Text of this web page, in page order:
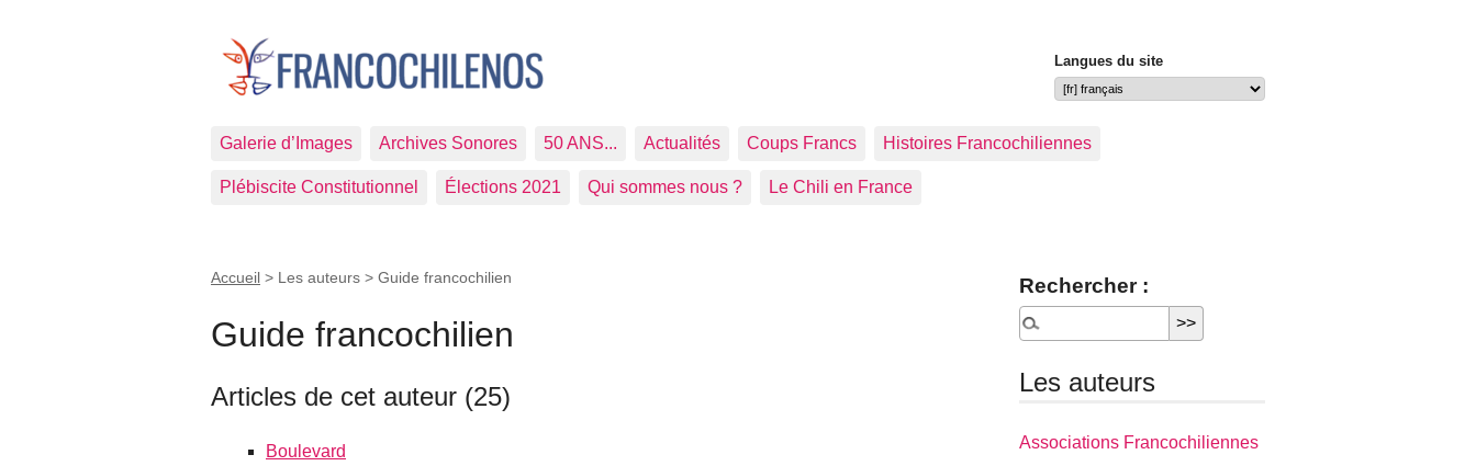
Langues du site
Galerie d’Images Archives Sonores 50 ANS... Actualités Coups Francs Histoires Francochiliennes
Plébiscite Constitutionnel Élections 2021 Qui sommes nous ? Le Chili en France
Accueil > Les auteurs > Guide francochilien
Guide francochilien
Articles de cet auteur (25)
Boulevard
Rechercher :
Les auteurs
Associations Francochiliennes